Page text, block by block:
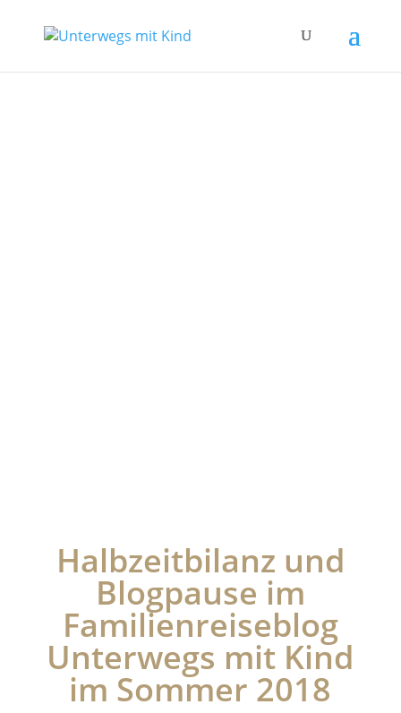
Halbzeitbilanz und
Blogpause im
Familienreiseblog
Unterwegs mit Kind
im Sommer 2018